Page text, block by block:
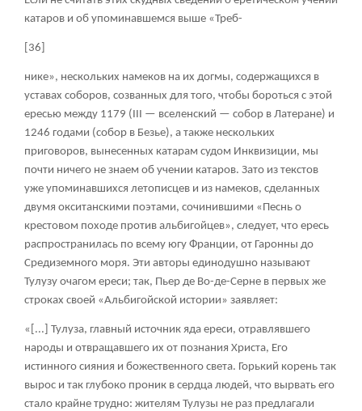
катаров и об упоминавшемся выше «Треб-
[36]
нике», нескольких намеков на их догмы, содержащихся в
уставах соборов, созванных для того, чтобы бороться с этой
ересью между 1179 (III — вселенский — собор в Латеране) и
1246 годами (собор в Безье), а также нескольких
приговоров, вынесенных катарам судом Инквизиции, мы
почти ничего не знаем об учении катаров. Зато из текстов
уже упоминавшихся летописцев и из намеков, сделанных
двумя окситанскими поэтами, сочинившими «Песнь о
крестовом походе против альбигойцев», следует, что ересь
распространилась по всему югу Франции, от Гаронны до
Средиземного моря. Эти авторы единодушно называют
Тулузу очагом ереси; так, Пьер де Во-де-Серне в первых же
строках своей «Альбигойской истории» заявляет:
«[...] Тулуза, главный источник яда ереси, отравлявшего
народы и отвращавшего их от познания Христа, Его
истинного сияния и божественного света. Горький корень так
вырос и так глубоко проник в сердца людей, что вырвать его
стало крайне трудно: жителям Тулузы не раз предлагали